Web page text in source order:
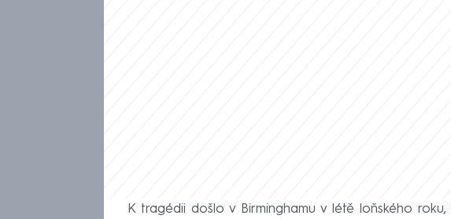
K tragédii došlo v Birminghamu v létě loňského roku,